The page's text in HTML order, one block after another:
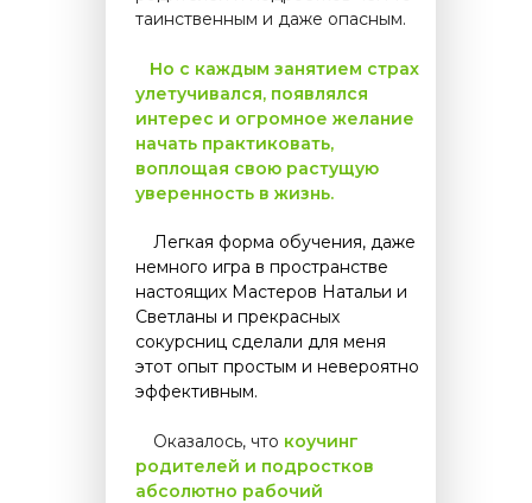
таинственным и даже опасным.
Но с каждым занятием страх
улетучивался, появлялся
интерес и огромное желание
начать практиковать,
воплощая свою растущую
уверенность в жизнь.
Легкая форма обучения, даже
немного игра в пространстве
настоящих Мастеров Натальи и
Светланы и прекрасных
сокурсниц сделали для меня
этот опыт простым и невероятно
эффективным.
Оказалось, что коучинг
родителей и подростков
абсолютно рабочий